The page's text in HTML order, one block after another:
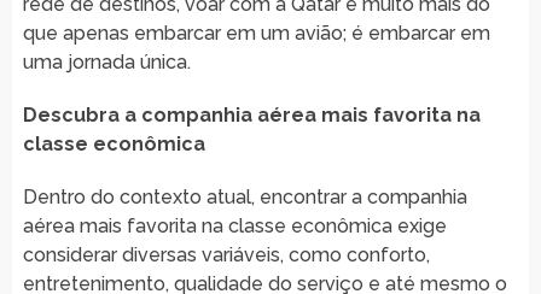
que apenas embarcar em um avião; é embarcar em
uma jornada única.
Descubra a companhia aérea mais favorita na
classe econômica
Dentro do contexto atual, encontrar a companhia
aérea mais favorita na classe econômica exige
considerar diversas variáveis, como conforto,
entretenimento, qualidade do serviço e até mesmo o